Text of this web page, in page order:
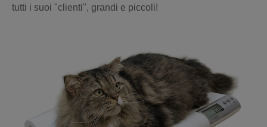
tutti i suoi "clienti", grandi e piccoli!